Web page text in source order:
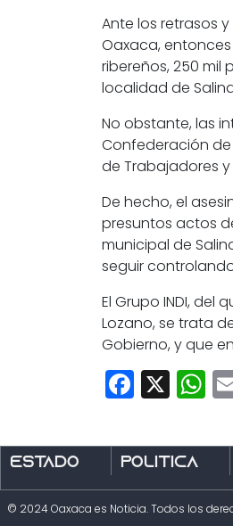
Ante los retrasos
Oaxaca,
ribereños, 250 mil
localidad de
No obstante, las
Confederación de
de Trabajadores y
De hecho, el
presuntos actos
municipal de
seguir
El Grupo INDI,
Lozano, se trata
Gobierno, y que
X
Estado Política
© 2024 Oaxaca es Noticia. Todos los